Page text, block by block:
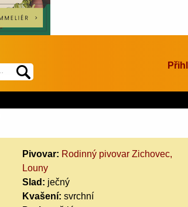
Pivovar: Rodinný pivovar Zichovec,
Louny
Slad: ječný
Kvašení: svrchní